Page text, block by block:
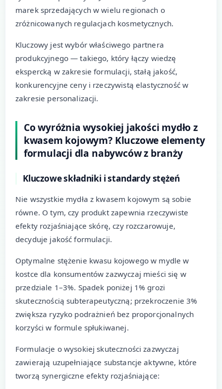
marek sprzedających w wielu regionach o
zróżnicowanych regulacjach kosmetycznych.
Kluczowy jest wybór właściwego partnera
produkcyjnego — takiego, który łączy wiedzę
ekspercką w zakresie formulacji, stałą jakość,
konkurencyjne ceny i rzeczywistą elastyczność w
zakresie personalizacji.
Co wyróżnia wysokiej jakości mydło z
kwasem kojowym? Kluczowe elementy
formulacji dla nabywców z branży
Kluczowe składniki i standardy stężeń
Nie wszystkie mydła z kwasem kojowym są sobie
równe. O tym, czy produkt zapewnia rzeczywiste
efekty rozjaśniające skórę, czy rozczarowuje,
decyduje jakość formulacji.
Optymalne stężenie kwasu kojowego w mydle w
kostce dla konsumentów zazwyczaj mieści się w
przedziale 1–3%. Spadek poniżej 1% grozi
skutecznością subterapeutyczną; przekroczenie 3%
zwiększa ryzyko podrażnień bez proporcjonalnych
korzyści w formule spłukiwanej.
Formulacje o wysokiej skuteczności zazwyczaj
zawierają uzupełniające substancje aktywne, które
tworzą synergiczne efekty rozjaśniające: